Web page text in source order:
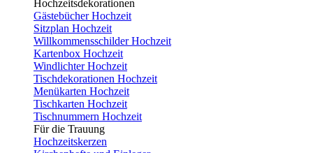
Hochzeitsdekorationen
Gästebücher Hochzeit
Sitzplan Hochzeit
Willkommensschilder Hochzeit
Kartenbox Hochzeit
Windlichter Hochzeit
Tischdekorationen Hochzeit
Menükarten Hochzeit
Tischkarten Hochzeit
Tischnummern Hochzeit
Für die Trauung
Hochzeitskerzen